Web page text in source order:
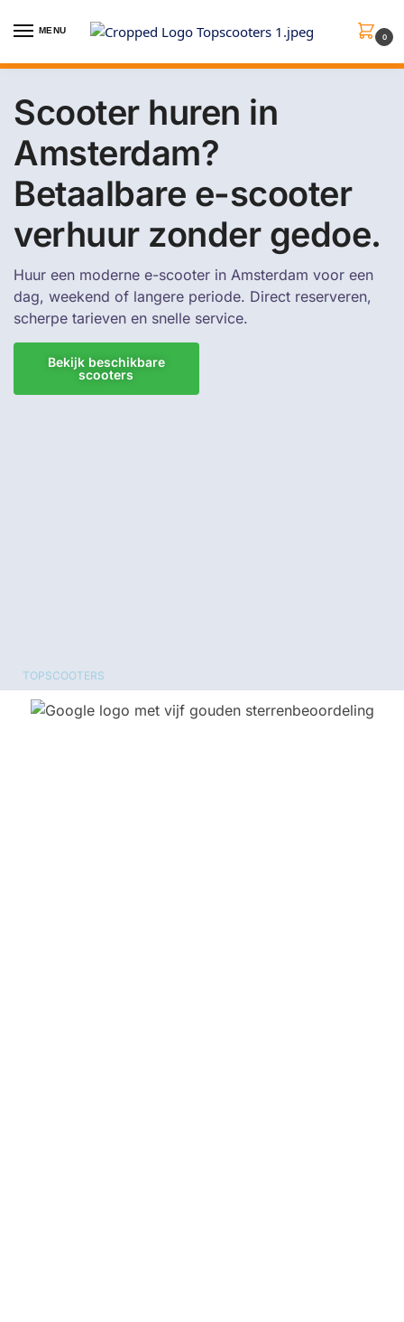
MENU
0
Scooter huren in
Amsterdam?
Betaalbare e-scooter
verhuur zonder gedoe.
Huur een moderne e-scooter in Amsterdam voor een
dag, weekend of langere periode. Direct reserveren,
scherpe tarieven en snelle service.
Bekijk beschikbare
scooters
TOPSCOOTERS